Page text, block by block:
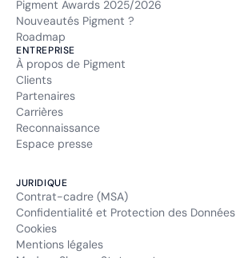
Pigment Awards 2025/2026
Nouveautés Pigment ?
Roadmap
ENTREPRISE
À propos de Pigment
Clients
Partenaires
Carrières
Reconnaissance
Espace presse
JURIDIQUE
Contrat-cadre (MSA)
Confidentialité et Protection des Données
Cookies
Mentions légales